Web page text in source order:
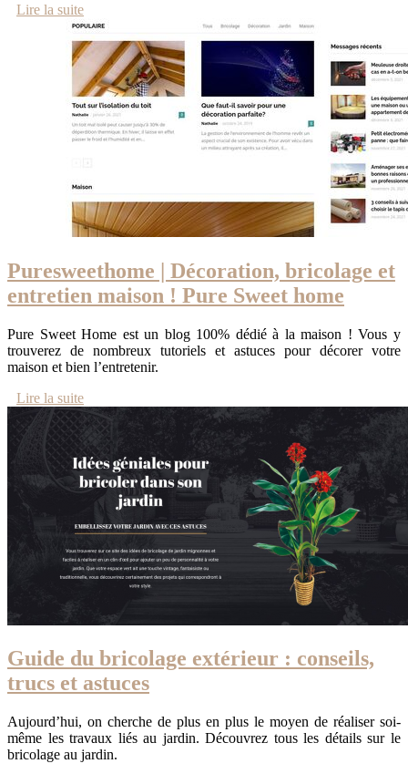
Lire la suite
Pures­weet­ho­me | Décoration, bricolage et
entretien maison ! Pure Sweet home
Pure Sweet Home est un blog 100% dédié à la maison ! Vous y
trouverez de nombreux tutoriels et astuces pour décorer votre
maison et bien l’entretenir.
Lire la suite
Guide du bricolage extérieur : conseils,
trucs et astuces
Aujourd’hui, on cherche de plus en plus le moyen de réaliser soi-
même les travaux liés au jardin. Découvrez tous les détails sur le
bricolage au jardin.